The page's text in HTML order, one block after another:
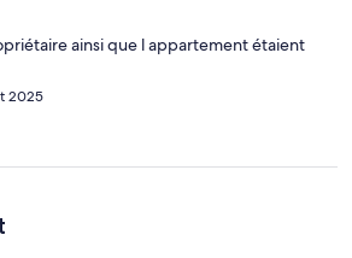
ainsi que l appartement étaient
2025